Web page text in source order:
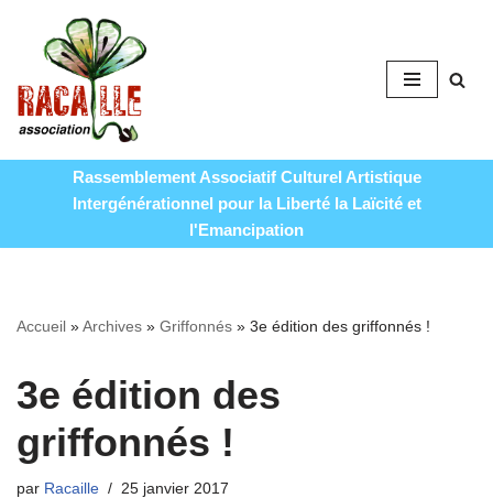
Aller
au
contenu
Rassemblement Associatif Culturel Artistique
Intergénérationnel pour la Liberté la Laïcité et
l'Emancipation
Accueil »Archives » Griffonnés » 3e édition des griffonnés !
3e édition des
griffonnés !
par Racaille 25 janvier 2017